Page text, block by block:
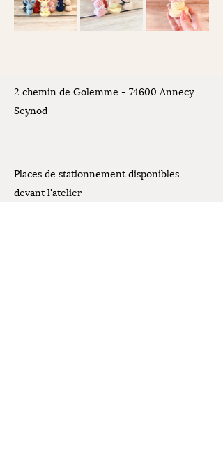
2 chemin de Golemme - 74600 Annecy
Seynod
Places de stationnement disponibles
devant l'atelier